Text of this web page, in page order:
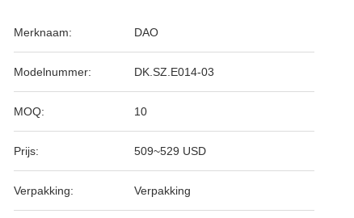
Merknaam: DAO
Modelnummer: DK.SZ.E014-03
MOQ: 10
Prijs: 509~529 USD
Verpakking: Verpakking